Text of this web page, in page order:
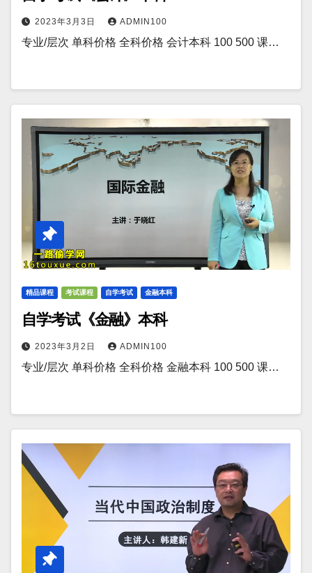
2023年3月3日 ADMIN100
专业/层次 单科价格 全科价格 会计本科 100 500 课…
精品课程 考试课程 自学考试 金融本科
自学考试《金融》本科
2023年3月2日 ADMIN100
专业/层次 单科价格 全科价格 金融本科 100 500 课…